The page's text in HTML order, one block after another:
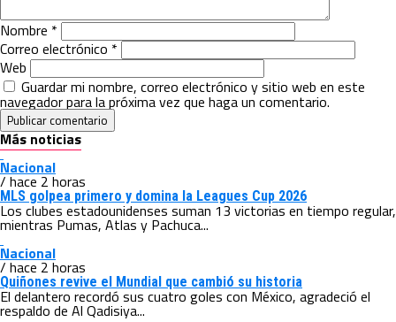
Nombre *
Correo electrónico *
Web
Guardar mi nombre, correo electrónico y sitio web en este
navegador para la próxima vez que haga un comentario.
Más noticias
Nacional
/ hace 2 horas
MLS golpea primero y domina la Leagues Cup 2026
Los clubes estadounidenses suman 13 victorias en tiempo regular,
mientras Pumas, Atlas y Pachuca...
Nacional
/ hace 2 horas
Quiñones revive el Mundial que cambió su historia
El delantero recordó sus cuatro goles con México, agradeció el
respaldo de Al Qadisiya...